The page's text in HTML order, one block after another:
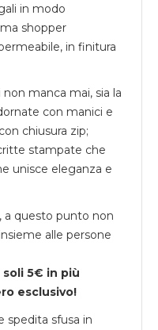
in modo
shopper
in finitura
manca mai, sia la
con manici e
chiusura zip;
stampate che
unisce eleganza e
a questo punto non
alle persone
5€ in più
esclusivo!
spedita sfusa in